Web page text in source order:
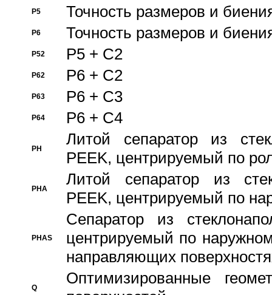
P5 Точность размеров и
P6 Точность размеров и
P52 P5 + C2
P62 P6 + C2
P63 P6 + C3
P64 P6 + C4
PH
Литой сепаратор из
PEEK, центрируемый по
PHA
Литой сепаратор из
PEEK, центрируемый по
PHAS
Сепаратор из
центрируемый по
направляющих
Q
Оптимизированные